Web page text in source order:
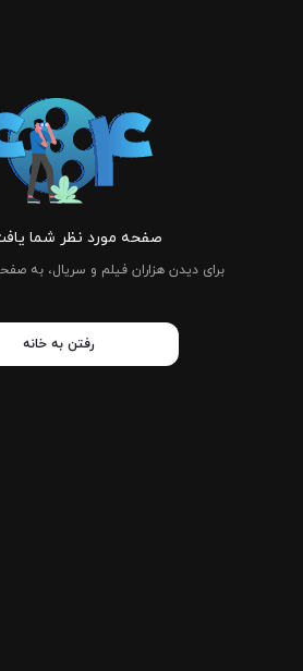
صفحه مورد نظر شما
برای دیدن هزاران فیلم و سریال، به
رفتن به خانه